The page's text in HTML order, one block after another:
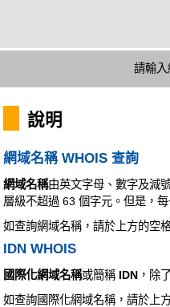
請輸
說明
網域名稱 WHOIS 查詢
網域名稱由英文字母、數字及減
層級不超過 63 個字元。但是，
如查詢網域名稱，請於上方的空
IDN WHOIS
國際化網域名稱或簡稱 IDN ，除
如查詢國際化網域名稱，請於上